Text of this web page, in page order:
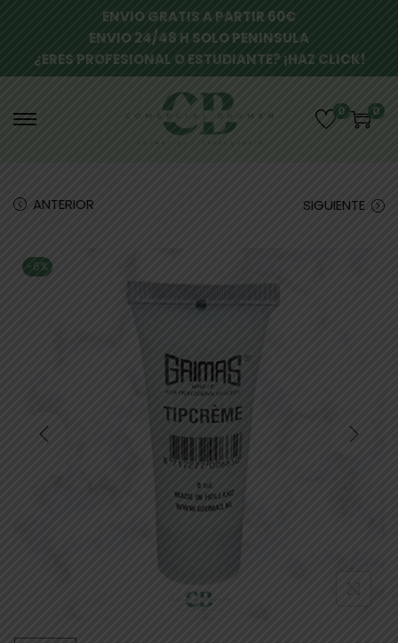
ENVIO GRATIS A PARTIR 60€
ENVIO 24/48 H SOLO PENINSULA
¿ERES PROFESIONAL O ESTUDIANTE? ¡HAZ CLICK!
0 0
ANTERIOR SIGUIENTE
-6%